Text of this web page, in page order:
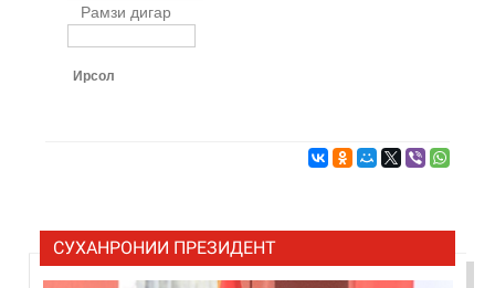
Рамзи дигар
Ирсол
СУХАНРОНИИ ПРЕЗИДЕНТ